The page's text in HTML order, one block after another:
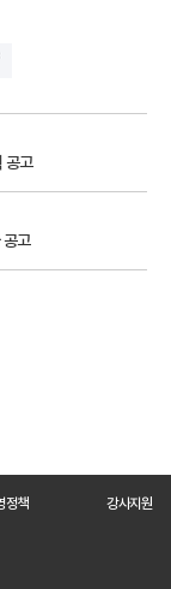
공고
고
정책 강사지원